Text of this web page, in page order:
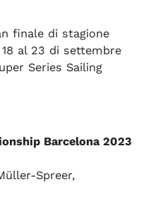
finale di stagione
al 23 di settembre
Series Sailing
Barcelona 2023
Spreer,